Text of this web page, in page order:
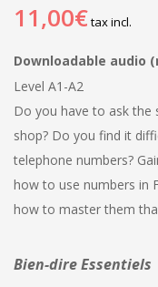
11,00€tax incl.
Downloadable audio
Level A1-A2
Do you have to ask the
shop? Do you find it
telephone numbers?
how to use numbers in
how to master them
Bien-dire Essentiels